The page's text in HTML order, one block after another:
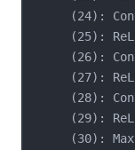
(24):
(25):
(26):
(27):
(28):
(29):
(30):